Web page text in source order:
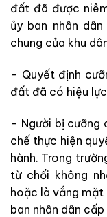
đất đã được
ủy ban nhân
chung của khu
– Quyết định
đất đã có hiệu
– Người bị cưỡng
chế thực hiện
hành. Trong t
từ chối không
hoặc là vắng mặt
ban nhân dân